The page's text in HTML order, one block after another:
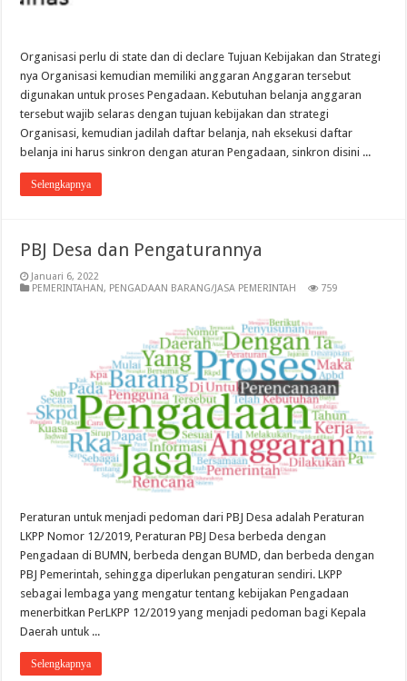
Organisasi perlu di state dan di declare Tujuan Kebijakan dan Strategi
nya Organisasi kemudian memiliki anggaran Anggaran tersebut
digunakan untuk proses Pengadaan. Kebutuhan belanja anggaran
tersebut wajib selaras dengan tujuan kebijakan dan strategi
Organisasi, kemudian jadilah daftar belanja, nah eksekusi daftar
belanja ini harus sinkron dengan aturan Pengadaan, sinkron disini ...
Selengkapnya
PBJ Desa dan Pengaturannya
Januari 6, 2022
PEMERINTAHAN, PENGADAAN BARANG/JASA PEMERINTAH 759
Peraturan untuk menjadi pedoman dari PBJ Desa adalah Peraturan
LKPP Nomor 12/2019, Peraturan PBJ Desa berbeda dengan
Pengadaan di BUMN, berbeda dengan BUMD, dan berbeda dengan
PBJ Pemerintah, sehingga diperlukan pengaturan sendiri. LKPP
sebagai lembaga yang mengatur tentang kebijakan Pengadaan
menerbitkan PerLKPP 12/2019 yang menjadi pedoman bagi Kepala
Daerah untuk ...
Selengkapnya